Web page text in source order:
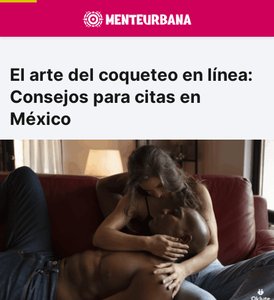
El arte del coqueteo en línea:
Consejos para citas en
México